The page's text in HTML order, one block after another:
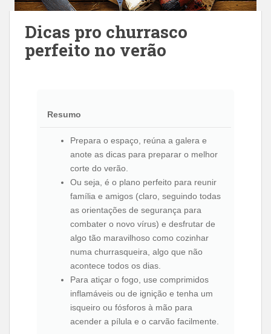
Dicas pro churrasco
perfeito no verão
Resumo
Prepara o espaço, reúna a galera e
anote as dicas para preparar o melhor
corte do verão.
Ou seja, é o plano perfeito para reunir
família e amigos (claro, seguindo todas
as orientações de segurança para
combater o novo vírus) e desfrutar de
algo tão maravilhoso como cozinhar
numa churrasqueira, algo que não
acontece todos os dias.
Para atiçar o fogo, use comprimidos
inflamáveis ​​ou de ignição e tenha um
isqueiro ou fósforos à mão para
acender a pílula e o carvão facilmente.